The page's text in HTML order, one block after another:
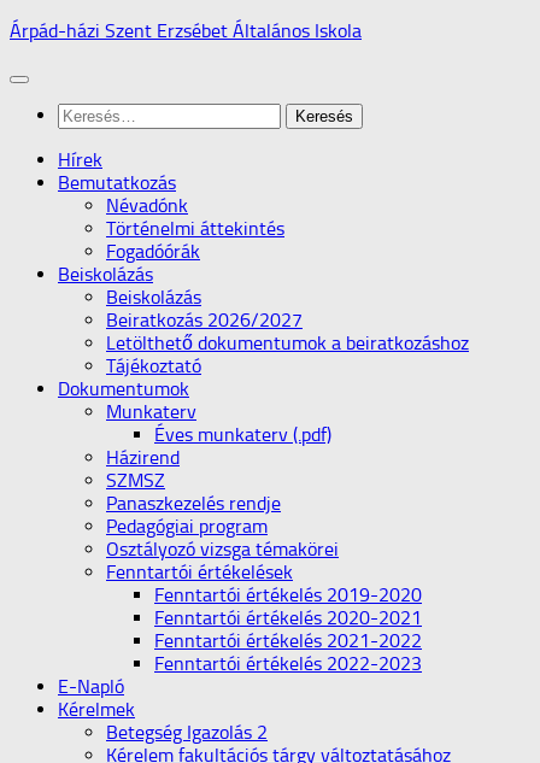
Skip
content
Árpád-házi Szent Erzsébet Általános Iskola
Keresés:
Hírek
Bemutatkozás
Névadónk
Történelmi áttekintés
Fogadóórák
Beiskolázás
Beiskolázás
Beiratkozás 2026/2027
Letölthető dokumentumok a beiratkozáshoz
Tájékoztató
Dokumentumok
Munkaterv
Éves munkaterv (.pdf)
Házirend
SZMSZ
Panaszkezelés rendje
Pedagógiai program
Osztályozó vizsga témakörei
Fenntartói értékelések
Fenntartói értékelés 2019-2020
Fenntartói értékelés 2020-2021
Fenntartói értékelés 2021-2022
Fenntartói értékelés 2022-2023
E-Napló
Kérelmek
Betegség Igazolás 2
Kérelem fakultációs tárgy változtatásához